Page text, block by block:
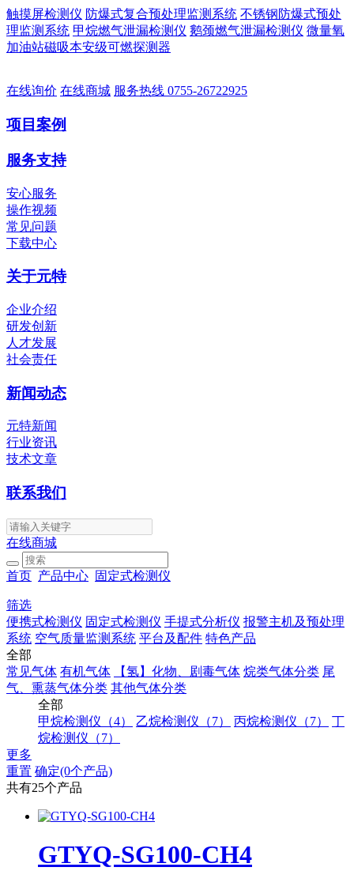
触摸屏检测仪 防爆式复合预处理监测系统 不锈钢防爆式预处
理监测系统 甲烷燃气泄漏检测仪 鹅颈燃气泄漏检测仪 微量氧
加油站磁吸本安级可燃探测器
在线询价 在线商城 服务热线 0755-26722925
项目案例
服务支持
安心服务
操作视频
常见问题
下载中心
关于元特
企业介绍
研发创新
人才发展
社会责任
新闻动态
元特新闻
行业资讯
技术文章
联系我们
在线商城
首页 产品中心 固定式检测仪
筛选
便携式检测仪 固定式检测仪 手提式分析仪 报警主机及预处理
系统 空气质量监测系统 平台及配件 特色产品
全部
常见气体 有机气体 【氢】化物、剧毒气体 烷类气体分类 尾
气、熏蒸气体分类 其他气体分类
全部
甲烷检测仪（4）
乙烷检测仪（7） 丙烷检测仪（7）
丁
烷检测仪（7）
更多
重置 确定(0个产品)
共有25个产品
GTYQ-SG100-CH4